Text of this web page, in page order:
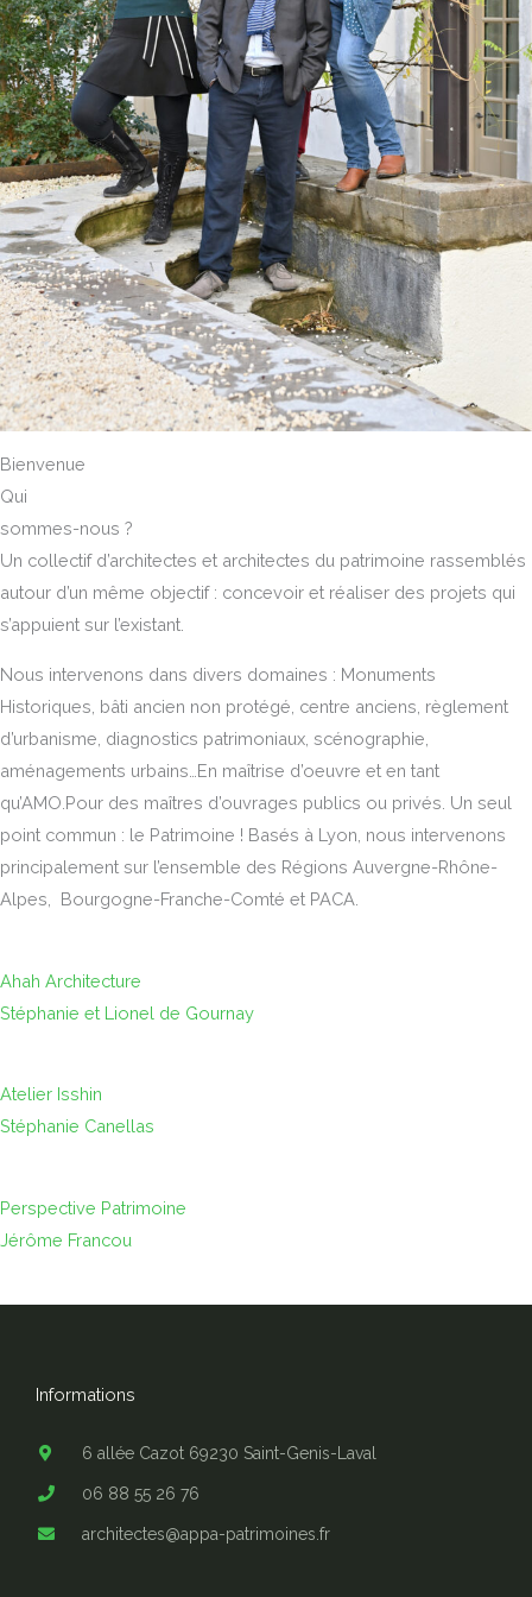
Bienvenue
Qui
sommes-nous ?
Un collectif d’architectes et architectes du patrimoine rassemblés
autour d’un même objectif : concevoir et réaliser des projets qui
s’appuient sur l’existant.
Nous intervenons dans divers domaines : Monuments
Historiques, bâti ancien non protégé, centre anciens, règlement
d’urbanisme, diagnostics patrimoniaux, scénographie,
aménagements urbains…En maîtrise d’oeuvre et en tant
qu’AMO.Pour des maîtres d’ouvrages publics ou privés. Un seul
point commun : le Patrimoine ! Basés à Lyon, nous intervenons
principalement sur l’ensemble des Régions Auvergne-Rhône-
Alpes, Bourgogne-Franche-Comté et PACA.
Ahah Architecture
Stéphanie et Lionel de Gournay
Atelier Isshin
Stéphanie Canellas
Perspective Patrimoine
Jérôme Francou
Informations
6 allée Cazot 69230 Saint-Genis-Laval
06 88 55 26 76
architectes@appa-patrimoines.fr